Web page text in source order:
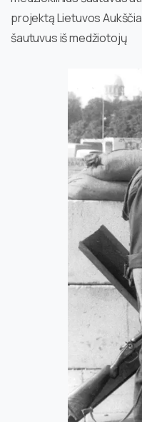
projektą Lietuvos
šautuvus iš medžiotojų